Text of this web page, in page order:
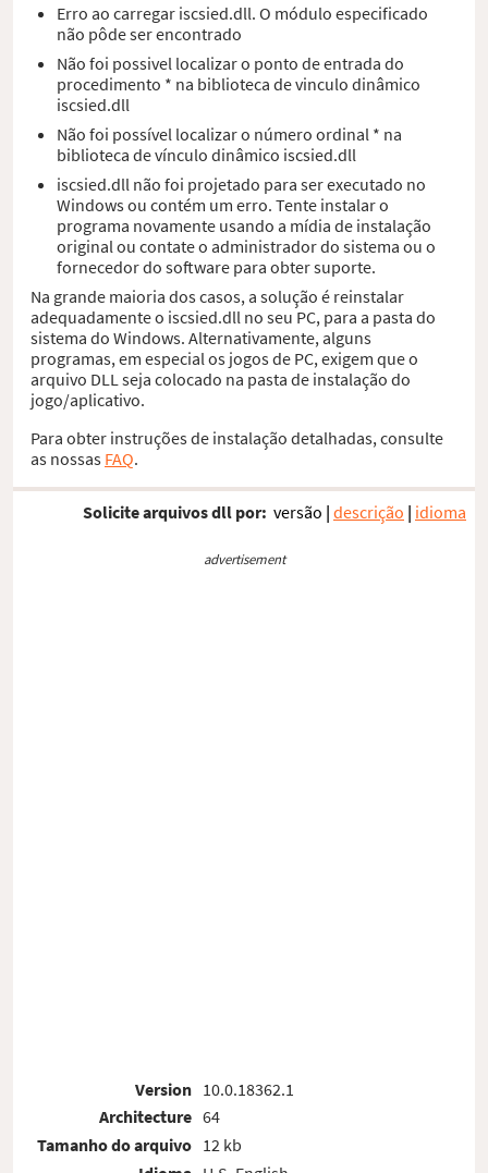
Erro ao carregar iscsied.dll. O módulo especificado
não pôde ser encontrado
Não foi possivel localizar o ponto de entrada do
procedimento * na biblioteca de vinculo dinâmico
iscsied.dll
Não foi possível localizar o número ordinal * na
biblioteca de vínculo dinâmico iscsied.dll
iscsied.dll não foi projetado para ser executado no
Windows ou contém um erro. Tente instalar o
programa novamente usando a mídia de instalação
original ou contate o administrador do sistema ou o
fornecedor do software para obter suporte.
Na grande maioria dos casos, a solução é reinstalar
adequadamente o iscsied.dll no seu PC, para a pasta do
sistema do Windows. Alternativamente, alguns
programas, em especial os jogos de PC, exigem que o
arquivo DLL seja colocado na pasta de instalação do
jogo/aplicativo.
Para obter instruções de instalação detalhadas, consulte
as nossas FAQ.
Solicite arquivos dll por: versão | descrição | idioma
advertisement
Version
Architecture
Tamanho do arquivo
10.0.18362.1
64
12 kb